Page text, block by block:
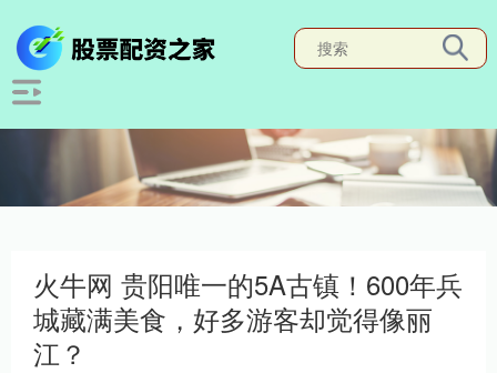
火牛网 贵阳唯一的5A古镇！600年兵
城藏满美食，好多游客却觉得像丽
江？